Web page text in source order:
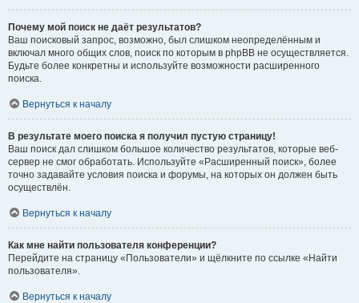
Почему мой поиск не даёт результатов?
Ваш поисковый запрос, возможно, был слишком неопределённым и
включал много общих слов, поиск по которым в phpBB не осуществляется.
Будьте более конкретны и используйте возможности расширенного
поиска.
Вернуться к началу
В результате моего поиска я получил пустую страницу!
Ваш поиск дал слишком большое количество результатов, которые веб-
сервер не смог обработать. Используйте «Расширенный поиск», более
точно задавайте условия поиска и форумы, на которых он должен быть
осуществлён.
Вернуться к началу
Как мне найти пользователя конференции?
Перейдите на страницу «Пользователи» и щёлкните по ссылке «Найти
пользователя».
Вернуться к началу